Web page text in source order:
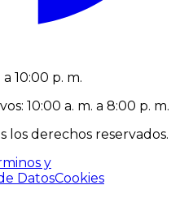
10:00 p. m.
10:00 a. m. a 8:00 p. m.
los derechos reservados.
y
DatosCookies